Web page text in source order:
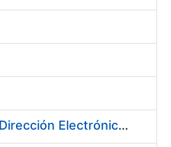
Contratación de un Sistema de Notificaciones y Comunicaciones Electrónicas, mediante Dirección Electrónica Habilitada